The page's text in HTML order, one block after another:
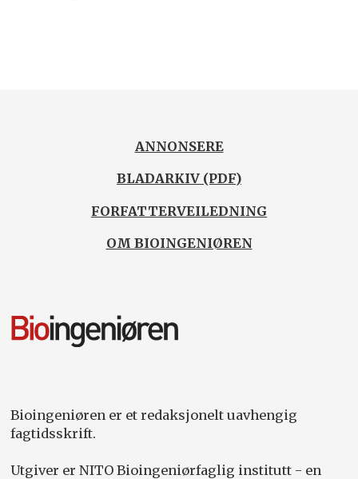
ANNONSERE
BLADARKIV (PDF)
FORFATTERVEILEDNING
OM BIOINGENIØREN
Bioingeniøren er et redaksjonelt uavhengig
fagtidsskrift.
Utgiver er NITO Bioingeniørfaglig institutt - en